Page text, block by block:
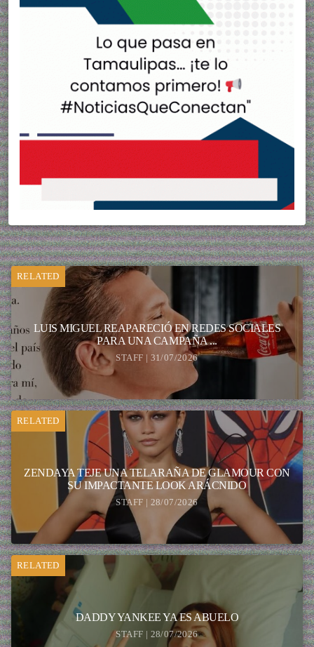
RELATED
LUIS MIGUEL REAPARECIÓ EN REDES SOCIALES
PARA UNA CAMPAÑA ...
STAFF | 31/07/2026
RELATED
ZENDAYA TEJE UNA TELARAÑA DE GLAMOUR CON
SU IMPACTANTE LOOK ARÁCNIDO
STAFF | 28/07/2026
RELATED
DADDY YANKEE YA ES ABUELO
STAFF | 28/07/2026